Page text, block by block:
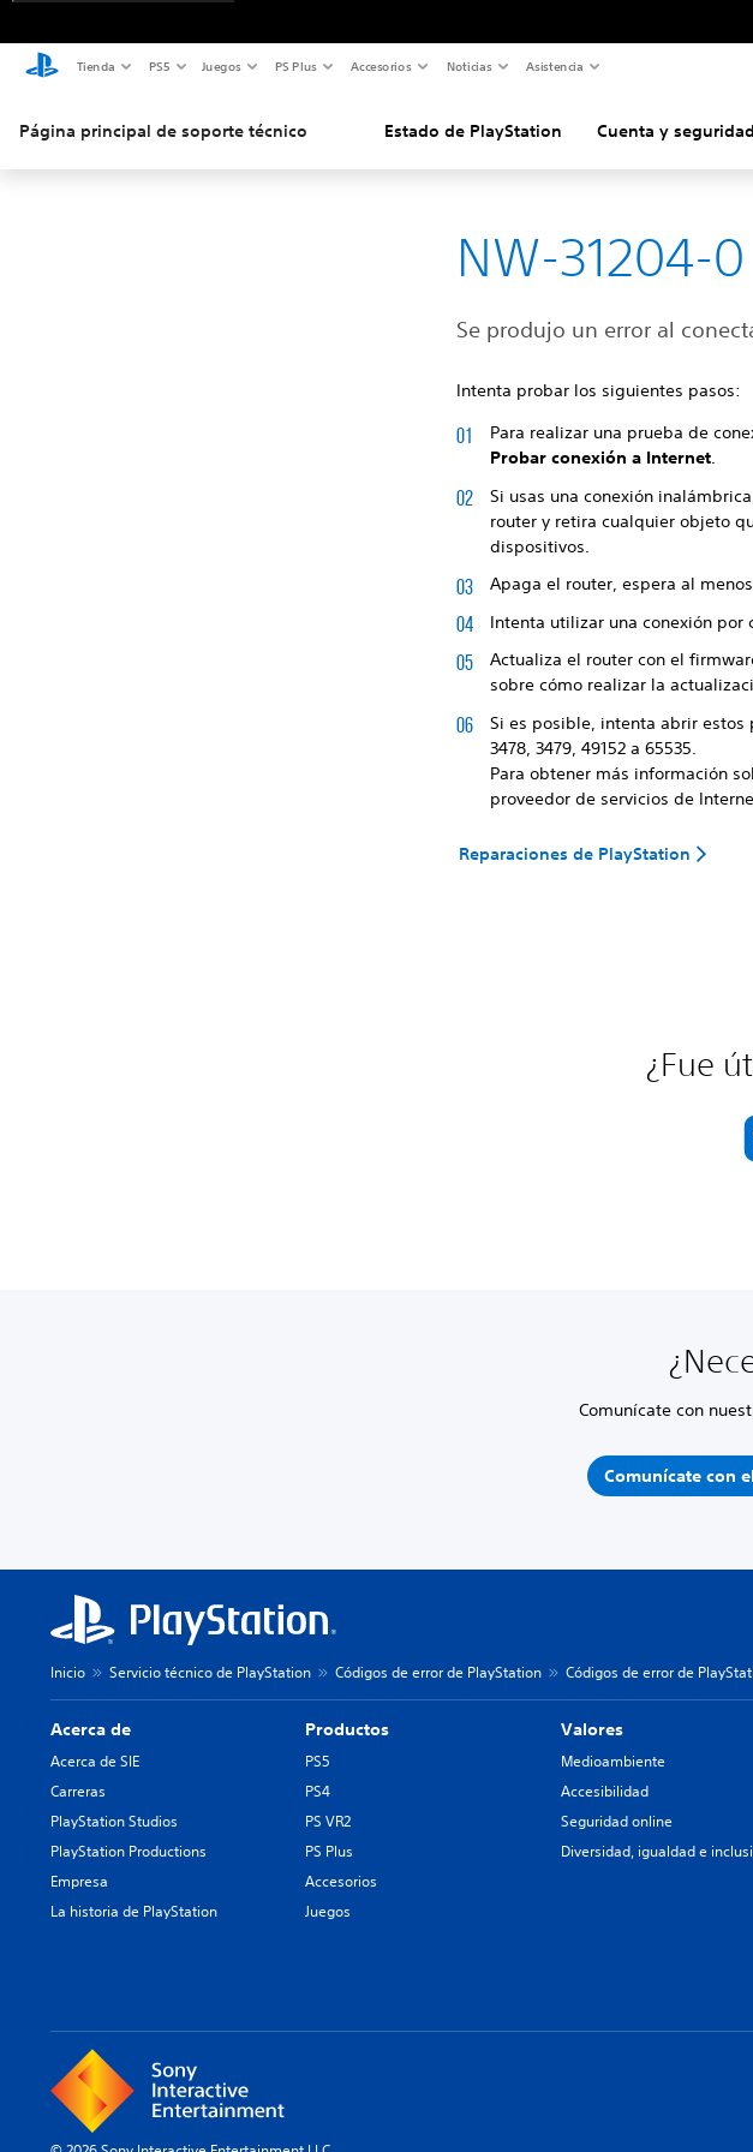
Tienda PS5 Juegos PS Plus Accesorios Noticias Asistencia
Página principal de soporte técnico Estado de PlayStation Cuenta y seguridad
NW-31204-0
Se produjo un error al
Intenta probar los siguientes pasos:
Para realizar una prueba de
Probar conexión a Internet.
Si usas una conexión
router y retira cualquier objeto
dispositivos.
Apaga el router, espera al
Intenta utilizar una conexión por
Actualiza el router con el
sobre cómo realizar la
Si es posible, intenta abrir estos
3478, 3479, 49152 a 65535.
Para obtener más información
proveedor de servicios de
Reparaciones de PlayStation
¿Fue
Comunícate con
Comunícate con
Inicio Servicio técnico de PlayStation Códigos de error de PlayStation Códigos de error de
Acerca de
Acerca de SIE
Carreras
PlayStation Studios
PlayStation Productions
Empresa
La historia de PlayStation
Productos
PS5
PS4
PS VR2
PS Plus
Accesorios
Juegos
Valores
Medioambiente
Accesibilidad
Seguridad online
Diversidad, igualdad e